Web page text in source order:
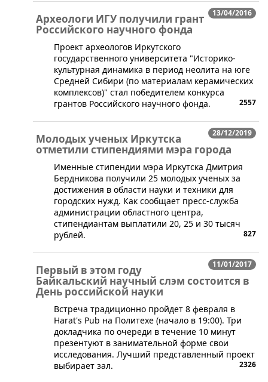
13/04/2016
Археологи ИГУ получили грант
Российского научного фонда
​Проект археологов Иркутского
государственного университета "Историко-
культурная динамика в период неолита на юге
Средней Сибири (по материалам керамических
комплексов)" стал победителем конкурса
грантов Российского научного фонда.
2557
28/12/2019
Молодых ученых Иркутска
отметили стипендиями мэра города
​Именные стипендии мэра Иркутска Дмитрия
Бердникова получили 25 молодых ученых за
достижения в области науки и техники для
городских нужд. Как сообщает пресс-служба
администрации областного центра,
стипендиантам выплатили 20, 25 и 30 тысяч
рублей.
827
11/01/2017
Первый в этом году
Байкальский научный слэм состоится в
День российской науки
​Встреча традиционно пройдет 8 февраля в
Harat's Pub на Политехе (начало в 19:00). Три
докладчика по очереди в течение 10 минут
презентуют в занимательной форме свои
исследования. Лучший представленный проект
выбирает зал.
2326